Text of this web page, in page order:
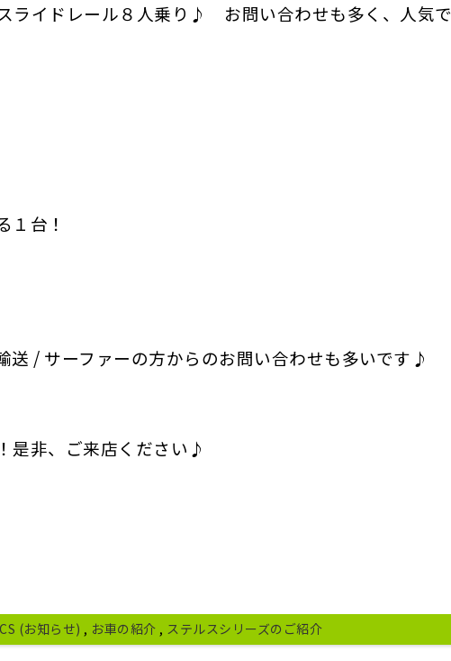
ライドレール８人乗り♪ お問い合わせも多く、人気で
１台！
送 / サーファーの方からのお問い合わせも多いです♪
是非、ご来店ください♪
(お知らせ) , お車の紹介 , ステルスシリーズのご紹介